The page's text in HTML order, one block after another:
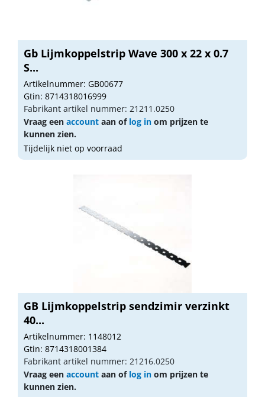
Gb Lijmkoppelstrip Wave 300 x 22 x 0.7
S...
Artikelnummer: GB00677
Gtin: 8714318016999
Fabrikant artikel nummer: 21211.0250
Vraag een account aan of log in om prijzen te
kunnen zien.
Tijdelijk niet op voorraad
GB Lijmkoppelstrip sendzimir verzinkt
40...
Artikelnummer: 1148012
Gtin: 8714318001384
Fabrikant artikel nummer: 21216.0250
Vraag een account aan of log in om prijzen te
kunnen zien.